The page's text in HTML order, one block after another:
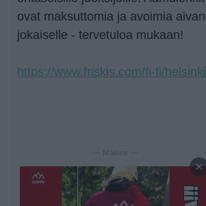
ovat maksuttomia ja avoimia aivan
jokaiselle - tervetuloa mukaan!
https://www.friskis.com/fi-fi/helsinki
— Mainos —
×